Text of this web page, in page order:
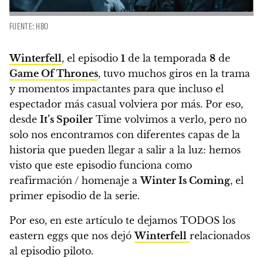
FUENTE: HBO
Winterfell, el episodio 1 de la temporada 8 de
Game Of Thrones, tuvo muchos giros en la trama
y momentos impactantes para que incluso el
espectador más casual volviera por más. Por eso,
desde It’s Spoiler Time volvimos a verlo, pero no
solo nos encontramos con diferentes capas de la
historia que pueden llegar a salir a la luz: hemos
visto que este episodio funciona como
reafirmación / homenaje aWinter Is Coming, el
primer episodio de la serie.
Por eso, en este artículo te dejamos TODOS los
eastern eggs que nos dejóWinterfell relacionados
al episodio piloto.